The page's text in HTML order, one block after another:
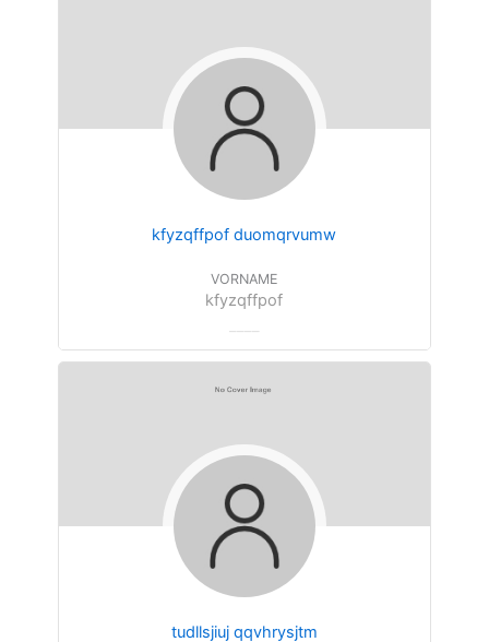
kfyzqffpof duomqrvumw
VORNAME
kfyzqffpof
tudllsjiuj qqvhrysjtm